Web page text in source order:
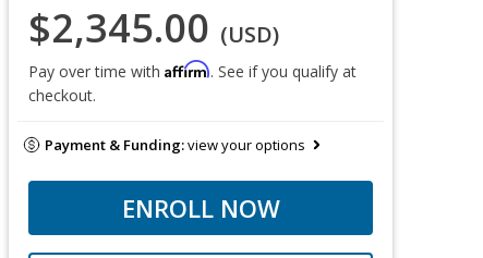
$2,345.00 (USD)
Pay over time with Affirm. See if you qualify at
checkout.
Payment & Funding:view your options
ENROLL NOW